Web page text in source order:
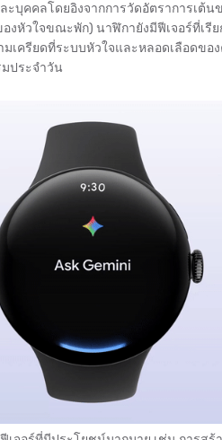
บุคคลโดยอิงจากการวัดอัตราการเต้น
งหัวใจขณะพัก) นาฬิกายังมีฟีเจอร์ที่เรี
เครียดที่ระบบหัวใจและหลอดเลือดข
ประจำวัน